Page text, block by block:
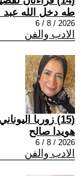
طه دخل الله عبد
2026 / 8 / 6
الادب والفن
(15) زوربا اليوناني بين الرواية والسينما
هويدا صالح
2026 / 8 / 6
الادب والفن